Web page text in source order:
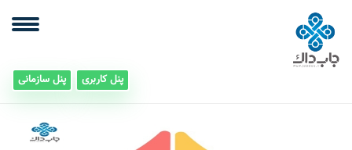
پنل کاربری پنل سازمانی